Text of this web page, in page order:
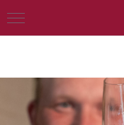
Mobile Menu Toggle